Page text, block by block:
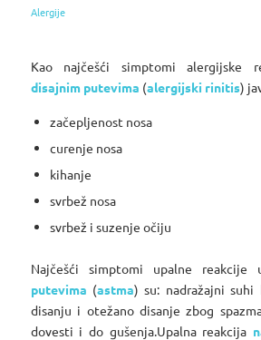
Alergije
Kao najčešći simptomi
disajnim putevima (alergijski rinitis)
začepljenost nosa
curenje nosa
kihanje
svrbež nosa
svrbež i suzenje očiju
Najčešći simptomi upalne
putevima (astma) su: nadražajni suhi
disanju i otežano disanje zbog
dovesti i do gušenja.Upalna reakcija